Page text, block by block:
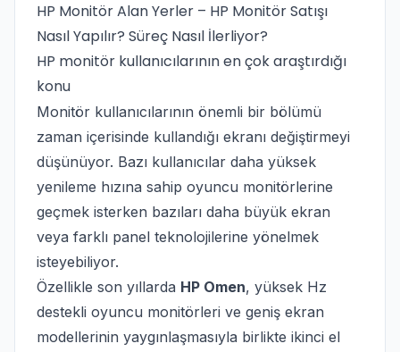
HP Monitör Alan Yerler – HP Monitör Satışı
Nasıl Yapılır? Süreç Nasıl İlerliyor?
HP monitör kullanıcılarının en çok araştırdığı
konu
Monitör kullanıcılarının önemli bir bölümü
zaman içerisinde kullandığı ekranı değiştirmeyi
düşünüyor. Bazı kullanıcılar daha yüksek
yenileme hızına sahip oyuncu monitörlerine
geçmek isterken bazıları daha büyük ekran
veya farklı panel teknolojilerine yönelmek
isteyebiliyor.
Özellikle son yıllarda HP Omen, yüksek Hz
destekli oyuncu monitörleri ve geniş ekran
modellerinin yaygınlaşmasıyla birlikte ikinci el